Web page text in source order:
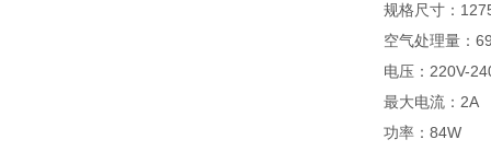
规格尺寸
空气处
电压
最大
功率